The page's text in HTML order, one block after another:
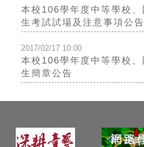
本校106學年度中等學校
生考試試場及注意事項公告
2017/02/17 10:00
本校106學年度中等學校
生簡章公告